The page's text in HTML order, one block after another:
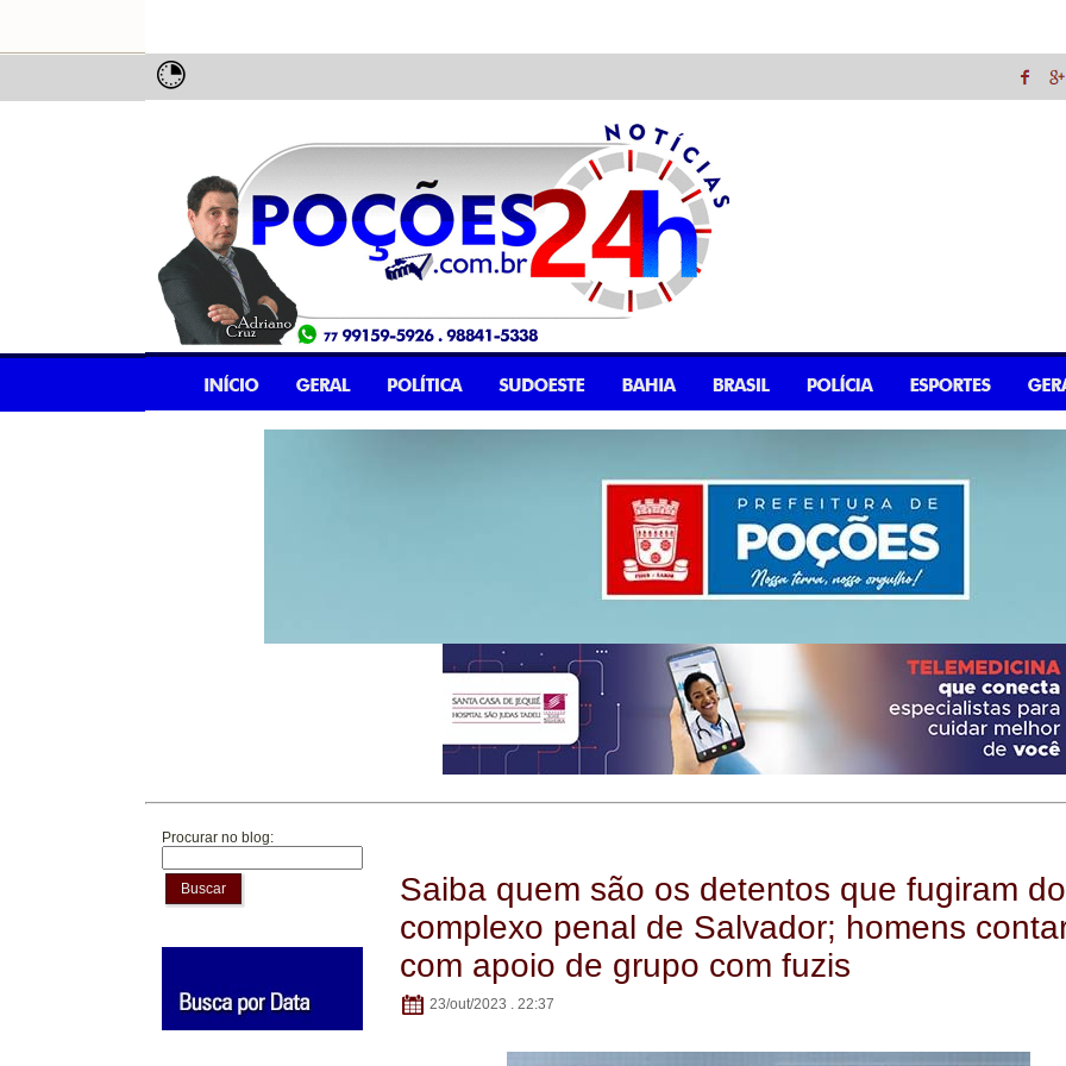
Procurar no blog:
Buscar
Saiba quem são os detentos que fugiram do
complexo penal de Salvador; homens
com apoio de grupo com fuzis
23/out/2023 . 22:37